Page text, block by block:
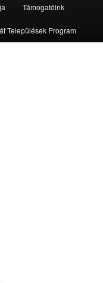
Támogatóink
Települések Program